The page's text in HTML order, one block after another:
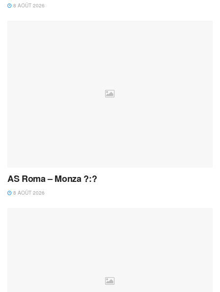
8 AOÛT 2026
AS Roma – Monza ?:?
8 AOÛT 2026